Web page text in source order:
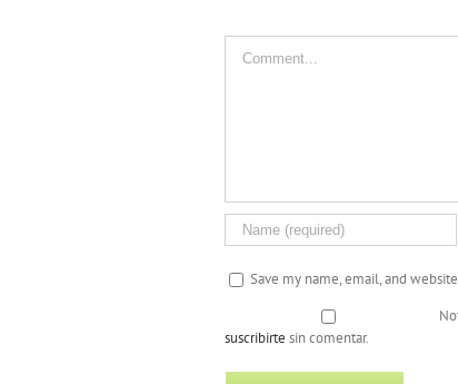
Save my name, email, and
suscribirte sin comentar.